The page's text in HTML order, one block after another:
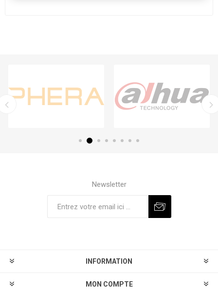
Newsletter
INFORMATION
MON COMPTE